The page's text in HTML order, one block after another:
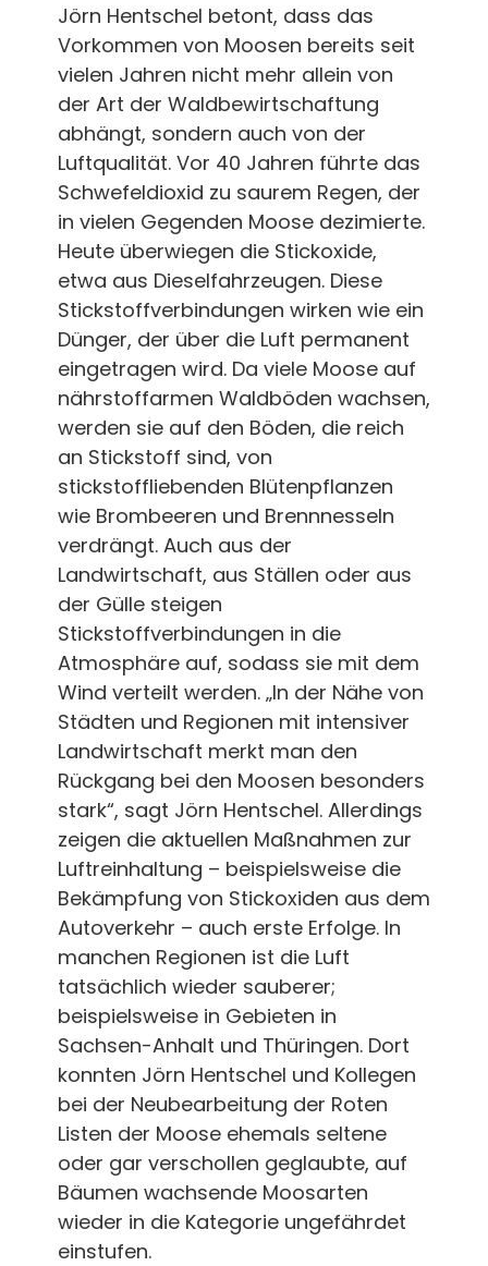
Jörn Hentschel betont, dass das
Vorkommen von Moosen bereits seit
vielen Jahren nicht mehr allein von
der Art der Waldbewirtschaftung
abhängt, sondern auch von der
Luftqualität. Vor 40 Jahren führte das
Schwefeldioxid zu saurem Regen, der
in vielen Gegenden Moose dezimierte.
Heute überwiegen die Stickoxide,
etwa aus Dieselfahrzeugen. Diese
Stickstoffverbindungen wirken wie ein
Dünger, der über die Luft permanent
eingetragen wird. Da viele Moose auf
nährstoffarmen Waldböden wachsen,
werden sie auf den Böden, die reich
an Stickstoff sind, von
stickstoffliebenden Blütenpflanzen
wie Brombeeren und Brennnesseln
verdrängt. Auch aus der
Landwirtschaft, aus Ställen oder aus
der Gülle steigen
Stickstoffverbindungen in die
Atmosphäre auf, sodass sie mit dem
Wind verteilt werden. „In der Nähe von
Städten und Regionen mit intensiver
Landwirtschaft merkt man den
Rückgang bei den Moosen besonders
stark“, sagt Jörn Hentschel. Allerdings
zeigen die aktuellen Maßnahmen zur
Luftreinhaltung – beispielsweise die
Bekämpfung von Stickoxiden aus dem
Autoverkehr – auch erste Erfolge. In
manchen Regionen ist die Luft
tatsächlich wieder sauberer;
beispielsweise in Gebieten in
Sachsen-Anhalt und Thüringen. Dort
konnten Jörn Hentschel und Kollegen
bei der Neubearbeitung der Roten
Listen der Moose ehemals seltene
oder gar verschollen geglaubte, auf
Bäumen wachsende Moosarten
wieder in die Kategorie ungefährdet
einstufen.